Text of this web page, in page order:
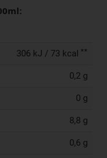
306 kJ / 73 kcal **
0,2 g
0 g
8,8 g
0,6 g